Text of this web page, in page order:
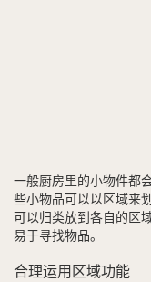
一般厨房里的小物件都
些小物品可以以区域来
可以归类放到各自的区
易于寻找物品。
合理运用区域功能